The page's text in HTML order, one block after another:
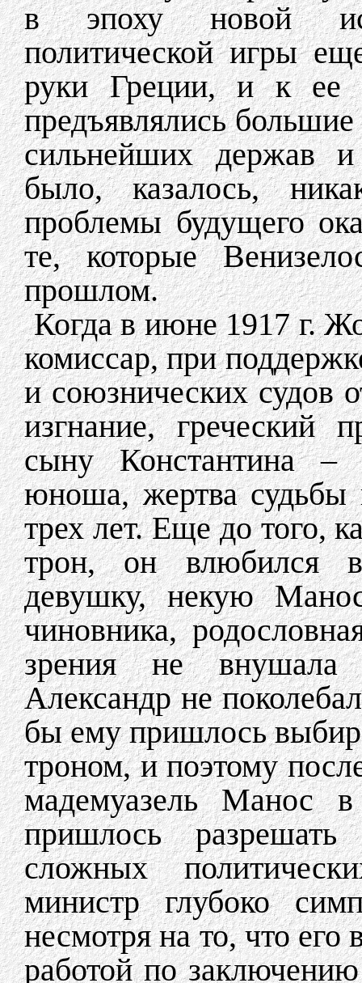
в эпоху новой
политической игры
руки Греции, и к ее
предъявлялись
сильнейших держав
было, казалось,
проблемы будущего
те, которые
прошлом.
Когда в июне 1917 г.
комиссар, при
и союзнических судов
изгнание, греческий
сыну Константина –
юноша, жертва судьбы
трех лет. Еще до того,
трон, он влюбился в
девушку, некую
чиновника,
зрения не внушала
Александр не
бы ему пришлось
троном, и поэтому
мадемуазель Манос
пришлось
сложных
министр глубоко
несмотря на то, что
работой по